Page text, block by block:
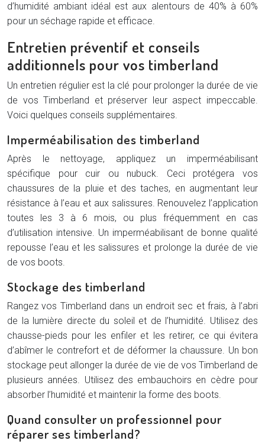
d’humidité ambiant idéal est aux alentours de 40% à 60%
pour un séchage rapide et efficace.
Entretien préventif et conseils
additionnels pour vos timberland
Un entretien régulier est la clé pour prolonger la durée de vie
de vos Timberland et préserver leur aspect impeccable.
Voici quelques conseils supplémentaires.
Imperméabilisation des timberland
Après le nettoyage, appliquez un imperméabilisant
spécifique pour cuir ou nubuck. Ceci protégera vos
chaussures de la pluie et des taches, en augmentant leur
résistance à l’eau et aux salissures. Renouvelez l’application
toutes les 3 à 6 mois, ou plus fréquemment en cas
d’utilisation intensive. Un imperméabilisant de bonne qualité
repousse l’eau et les salissures et prolonge la durée de vie
de vos boots.
Stockage des timberland
Rangez vos Timberland dans un endroit sec et frais, à l’abri
de la lumière directe du soleil et de l’humidité. Utilisez des
chausse-pieds pour les enfiler et les retirer, ce qui évitera
d’abîmer le contrefort et de déformer la chaussure. Un bon
stockage peut allonger la durée de vie de vos Timberland de
plusieurs années. Utilisez des embauchoirs en cèdre pour
absorber l’humidité et maintenir la forme des boots.
Quand consulter un professionnel pour
réparer ses timberland?